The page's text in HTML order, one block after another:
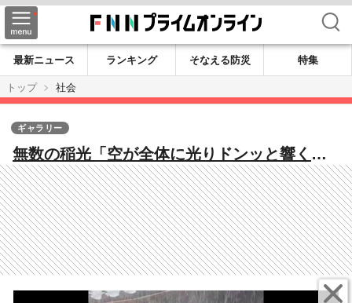
検索
最新ニュース ランキング そなえる防災
特集
トップ
社会
無数の稲光「空が全体に光りドンッと響くよ
うな感じ」…広範囲で強い雨となった23日
「一気に降り出し滝に踏み込んだよう」台風2
号北上、25日にかけ警戒
ギャラリー